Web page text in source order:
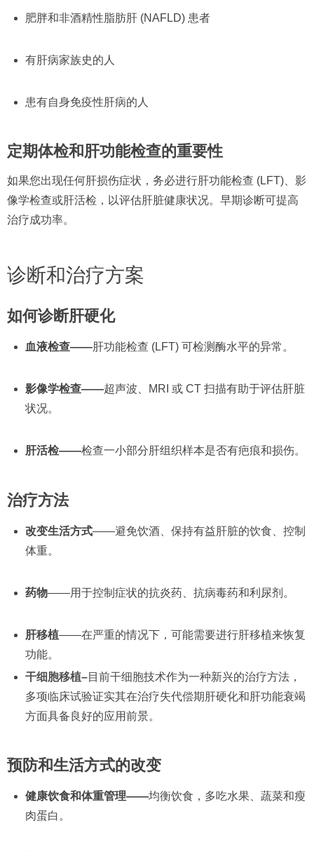
肥胖和非酒精性脂肪肝 (NAFLD) 患者
有肝病家族史的人
患有自身免疫性肝病的人
定期体检和肝功能检查的重要性
如果您出现任何肝损伤症状，务必进行肝功能检查 (LFT)、影
像学检查或肝活检，以评估肝脏健康状况。早期诊断可提高
治疗成功率。
诊断和治疗方案
如何诊断肝硬化
血液检查——肝功能检查 (LFT) 可检测酶水平的异常。
影像学检查——超声波、MRI 或 CT 扫描有助于评估肝脏
状况。
肝活检——检查一小部分肝组织样本是否有疤痕和损伤。
治疗方法
改变生活方式——避免饮酒、保持有益肝脏的饮食、控制
体重。
药物——用于控制症状的抗炎药、抗病毒药和利尿剂。
肝移植——在严重的情况下，可能需要进行肝移植来恢复
功能。
干细胞移植–目前干细胞技术作为一种新兴的治疗方法，
多项临床试验证实其在治疗失代偿期肝硬化和肝功能衰竭
方面具备良好的应用前景。
预防和生活方式的改变
健康饮食和体重管理——均衡饮食，多吃水果、蔬菜和瘦
肉蛋白。